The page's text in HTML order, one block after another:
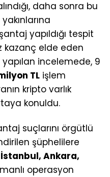
daha sonra bu
yapıldığı tespit
kazanç elde eden
incelemede, 9
TL işlem
kripto varlık
konuldu.
suçlarını örgütlü
şüphelilere
İstanbul, Ankara,
operasyon